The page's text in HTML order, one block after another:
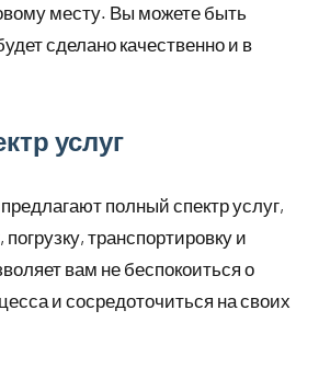
месту. Вы можете быть
сделано качественно и в
услуг
полный спектр услуг,
транспортировку и
вам не беспокоиться о
и сосредоточиться на своих